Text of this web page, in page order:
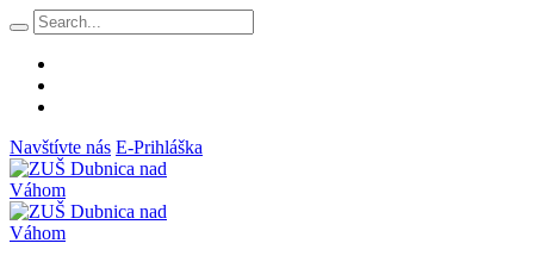
Navštívte nás E-Prihláška